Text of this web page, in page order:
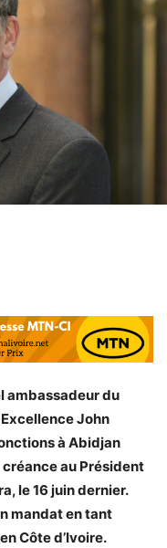
ambassadeur du
John
à Abidjan
au Président
le 16 juin dernier.
mandat en tant
Côte d’Ivoire.